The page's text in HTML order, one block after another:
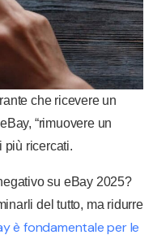
che ricevere un
“rimuovere un
più ricercati.
su eBay 2025?
del tutto, ma ridurre
è fondamentale per le